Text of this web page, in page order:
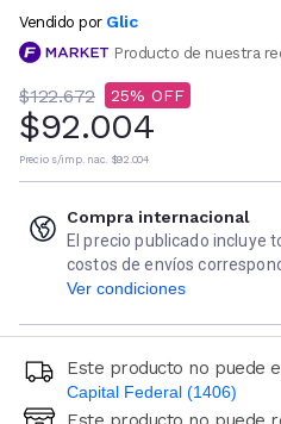
Vendido por Glic
Producto de nuestra
$122.672 25
$92.004
Precio s/imp. nac. $92.004
Compra internacional
El precio publicado incluye
costos de envíos
Ver condiciones
Este producto no puede
Capital Federal (1406)